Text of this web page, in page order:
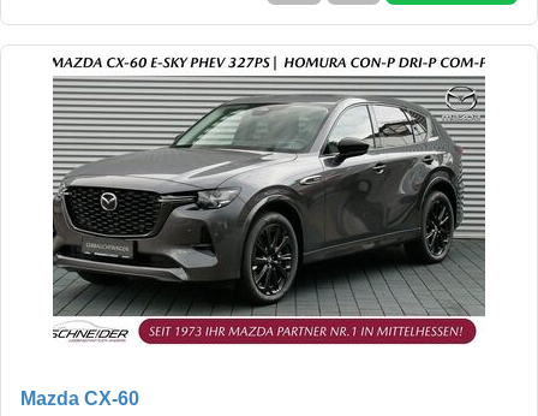
Mazda CX-60